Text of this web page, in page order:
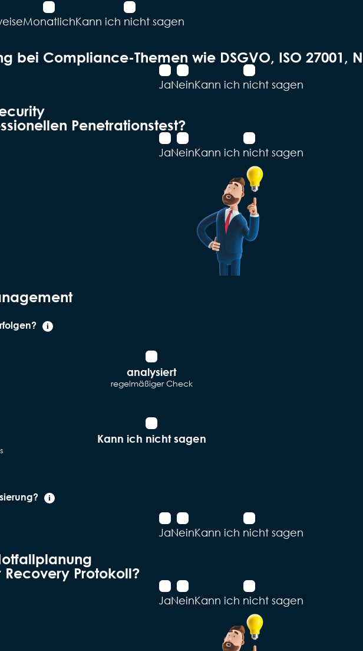
Monat­lichKann ich ­nicht sagen
bei Compliance-Themen wie DSGVO, ISO 27001,
JaNeinKann ich nicht sagen
Penetrationstest?
JaNeinKann ich nicht sagen
i
analysiert
regelmäßiger Check
Kann ich nicht sagen
i
JaNeinKann ich nicht sagen
Recovery Protokoll?
JaNeinKann ich nicht sagen